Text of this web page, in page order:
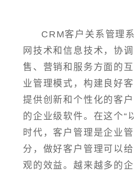
CRM客户关系管理
网技术和信息技术，协
售、营销和服务方面的
业管理模式，构建良好
提供创新和个性化的客
的企业级软件。在这个“
时代，客户管理是企业
分，做好客户管理可以
观的效益。越来越多的